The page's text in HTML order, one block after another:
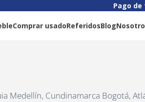
Pago
Comprar usadoReferidosBlog
Medellín, Cundinamarca Bogotá,